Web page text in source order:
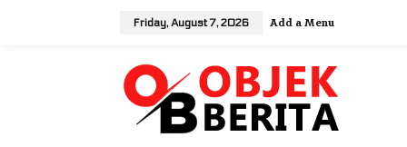
Friday, August 7, 2026 Add a Menu